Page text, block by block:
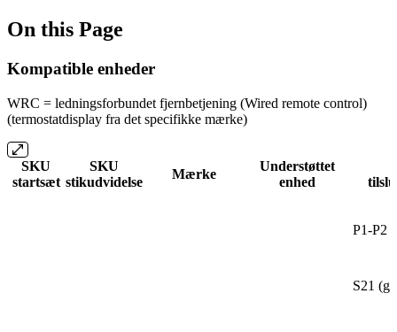
On this Page
Kompatible enheder
WRC = ledningsforbundet fjernbetjening (Wired remote control)
(termostatdisplay fra det specifikke mærke)
SKU
startsæt
SKU
stikudvidelse
Mærke
Understøttet
enhed
P1-P2
S21